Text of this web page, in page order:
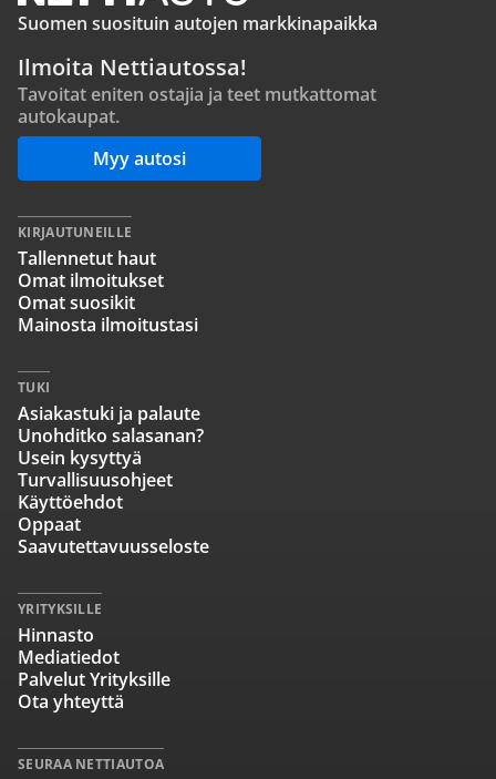
Suomen suosituin autojen markkinapaikka
Ilmoita Nettiautossa!
Tavoitat eniten ostajia ja teet mutkattomat
autokaupat.
Myy autosi
SEURAA NETTIAUTOA
KIRJAUTUNEILLE
Tallennetut haut
Omat ilmoitukset
Omat suosikit
Mainosta ilmoitustasi
TUKI
Asiakastuki ja palaute
Unohditko salasanan?
Usein kysyttyä
Turvallisuusohjeet
Käyttöehdot
Oppaat
Saavutettavuusseloste
YRITYKSILLE
Hinnasto
Mediatiedot
Palvelut Yrityksille
Ota yhteyttä